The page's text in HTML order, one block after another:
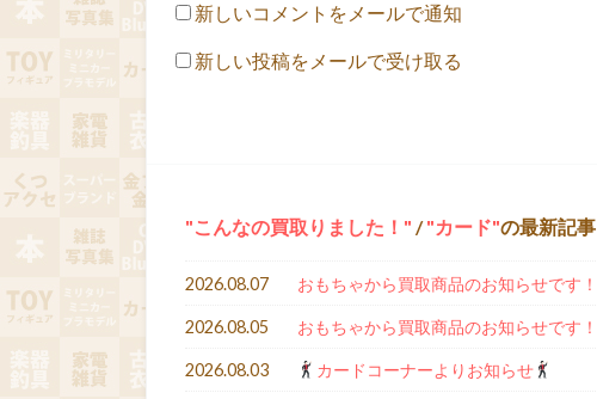
新しいコメントをメールで通知
新しい投稿をメールで受け取る
こんなの買取りました！ / カード の最新記事
2026.08.07 おもちゃから買取商品のお知らせです！
2026.08.05 おもちゃから買取商品のお知らせです！
2026.08.03 カードコーナーよりお知らせ